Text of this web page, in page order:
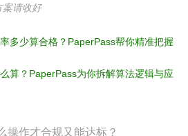
案请收好
多少算合格？PaperPass帮你精准把握
算？PaperPass为你拆解算法逻辑与应
操作才合规又能达标？